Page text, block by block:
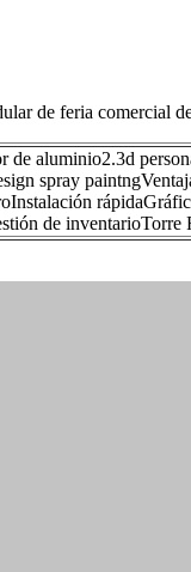
de feria comercial
de aluminio2.3d
spray
de inventarioTorre